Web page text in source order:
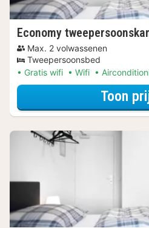
Economy
Max. 2 volwassenen
Tweepersoonsbed
Gratis wifi
Wifi
Toon